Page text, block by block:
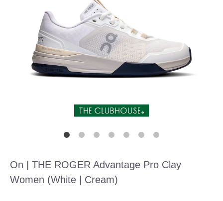
On | THE ROGER Advantage Pro Clay
Women (White | Cream)